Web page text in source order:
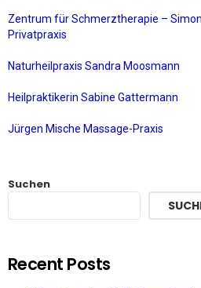
Zentrum für Schmerztherapie –
Privatpraxis
Naturheilpraxis Sandra Moosmann
Heilpraktikerin Sabine Gattermann
Jürgen Mische Massage-Praxis
Suchen
Recent Posts